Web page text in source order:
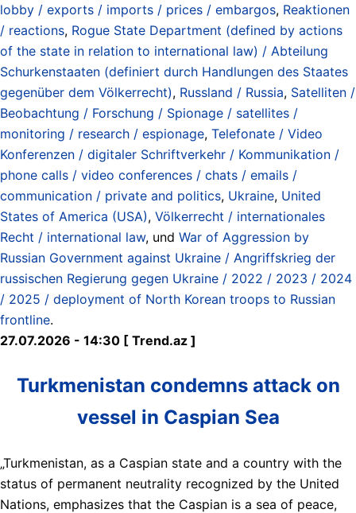
lobby / exports / imports / prices / embargos, Reaktionen
/ reactions, Rogue State Department (defined by actions
of the state in relation to international law) / Abteilung
Schurkenstaaten (definiert durch Handlungen des Staates
gegenüber dem Völkerrecht), Russland / Russia, Satelliten /
Beobachtung / Forschung / Spionage / satellites /
monitoring / research / espionage, Telefonate / Video
Konferenzen / digitaler Schriftverkehr / Kommunikation /
phone calls / video conferences / chats / emails /
communication / private and politics, Ukraine, United
States of America (USA), Völkerrecht / internationales
Recht / international law, und War of Aggression by
Russian Government against Ukraine / Angriffskrieg der
russischen Regierung gegen Ukraine / 2022 / 2023 / 2024
/ 2025 / deployment of North Korean troops to Russian
frontline.
27.07.2026 - 14:30 [ Trend.az ]
Turkmenistan condemns attack on
vessel in Caspian Sea
„Turkmenistan, as a Caspian state and a country with the
status of permanent neutrality recognized by the United
Nations, emphasizes that the Caspian is a sea of peace,